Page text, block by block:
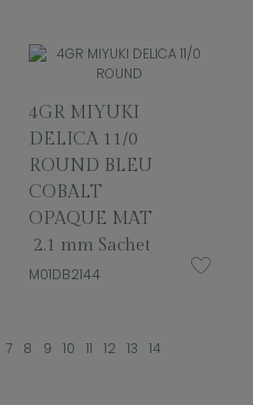
4GR MIYUKI
DELICA 11/0
ROUND BLEU
COBALT
OPAQUE MAT
2.1 mm Sachet
M01DB2144
7 8 9 10 11 12 13 14